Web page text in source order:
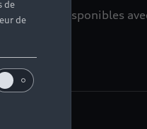
disponibles
de
de